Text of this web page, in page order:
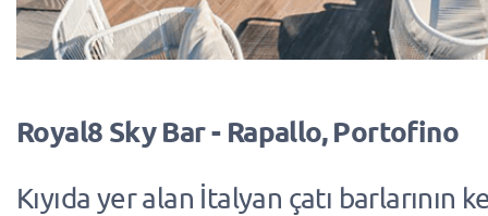
Royal8 Sky Bar - Rapallo, Portofino
Kıyıda yer alan İtalyan çatı barlarının